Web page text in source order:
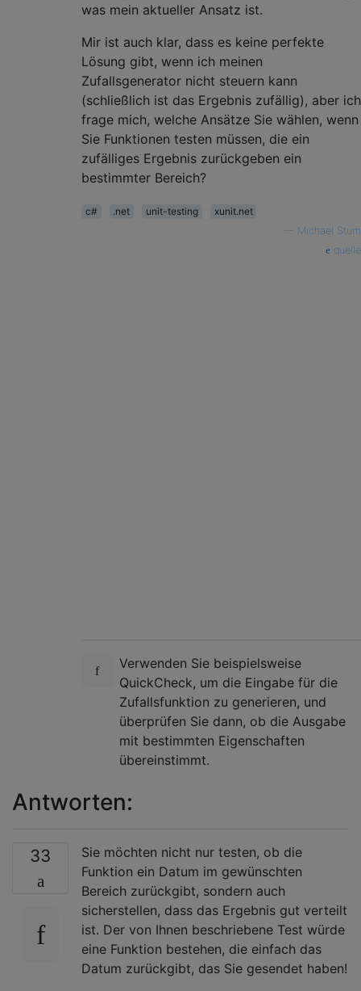
was mein aktueller Ansatz ist.
Mir ist auch klar, dass es keine perfekte
Lösung gibt, wenn ich meinen
Zufallsgenerator nicht steuern kann
(schließlich ist das Ergebnis zufällig), aber ich
frage mich, welche Ansätze Sie wählen, wenn
Sie Funktionen testen müssen, die ein
zufälliges Ergebnis zurückgeben ein
bestimmter Bereich?
c# .net unit-testing
xunit.net
Michael Stum
quelle
Verwenden Sie beispielsweise
QuickCheck, um die Eingabe für die
Zufallsfunktion zu generieren, und
überprüfen Sie dann, ob die Ausgabe
mit bestimmten Eigenschaften
übereinstimmt.
Antworten:
33
Sie möchten nicht nur testen, ob die
Funktion ein Datum im gewünschten
Bereich zurückgibt, sondern auch
sicherstellen, dass das Ergebnis gut verteilt
ist. Der von Ihnen beschriebene Test würde
eine Funktion bestehen, die einfach das
Datum zurückgibt, das Sie gesendet haben!